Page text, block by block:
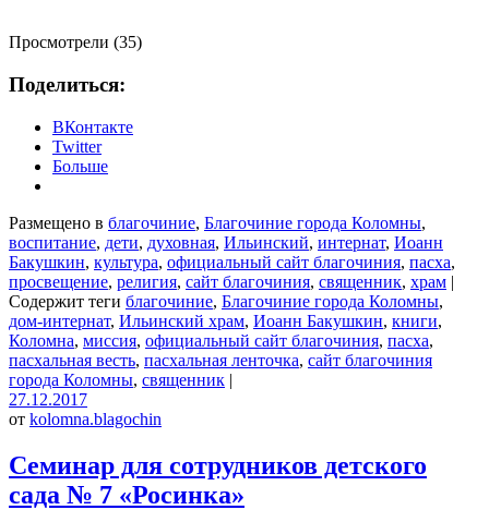
Просмотрели (35)
Поделиться:
ВКонтакте
Twitter
Больше
Размещено в благочиние, Благочиние города Коломны,
воспитание, дети, духовная, Ильинский, интернат, Иоанн
Бакушкин, культура, официальный сайт благочиния, пасха,
просвещение, религия, сайт благочиния, священник, храм |
Содержит теги благочиние, Благочиние города Коломны,
дом-интернат, Ильинский храм, Иоанн Бакушкин, книги,
Коломна, миссия, официальный сайт благочиния, пасха,
пасхальная весть, пасхальная ленточка, сайт благочиния
города Коломны, священник |
27.12.2017
от kolomna.blagochin
Семинар для сотрудников детского
сада № 7 «Росинка»